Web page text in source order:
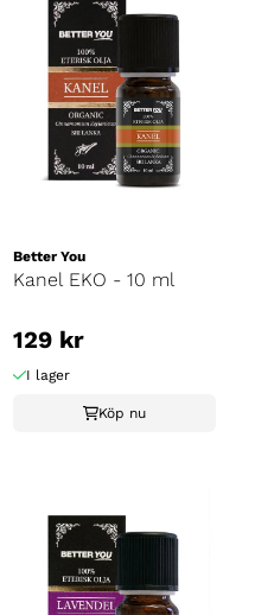
Better You
Kanel EKO - 10 ml
129 kr
I lager
Köp nu